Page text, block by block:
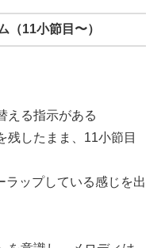
（11小節目〜）
える指示がある
残したまま、11小節目
ラップしている感じを出